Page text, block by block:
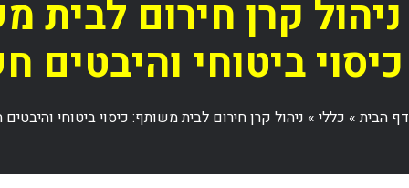
ניהול קרן חירום לבית
כיסוי ביטוחי והיבטים
דף הבית» כללי » ניהול קרן חירום לבית משותף: כיסוי ביטוחי